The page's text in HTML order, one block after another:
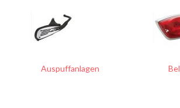
Auspuffanlagen